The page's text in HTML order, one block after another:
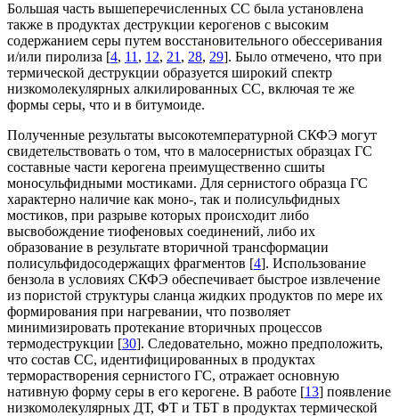
Большая часть вышеперечисленных СС была установлена
также в продуктах деструкции керогенов с высоким
содержанием серы путем восстановительного обессеривания
и/или пиролиза [4, 11, 12, 21, 28, 29]. Было отмечено, что при
термической деструкции образуется широкий спектр
низкомолекулярных алкилированных СС, включая те же
формы серы, что и в битумоиде.
Полученные результаты высокотемпературной СКФЭ могут
свидетельствовать о том, что в малосернистых образцах ГС
составные части керогена преимущественно сшиты
моносульфидными мостиками. Для сернистого образца ГС
характерно наличие как моно-, так и полисульфидных
мостиков, при разрыве которых происходит либо
высвобождение тиофеновых соединений, либо их
образование в результате вторичной трансформации
полисульфидосодержащих фрагментов [4]. Использование
бензола в условиях СКФЭ обеспечивает быстрое извлечение
из пористой структуры сланца жидких продуктов по мере их
формирования при нагревании, что позволяет
минимизировать протекание вторичных процессов
термодеструкции [30]. Следовательно, можно предположить,
что состав СС, идентифицированных в продуктах
терморастворения сернистого ГС, отражает основную
нативную форму серы в его керогене. В работе [13] появление
низкомолекулярных ДТ, ФТ и ТБТ в продуктах термической